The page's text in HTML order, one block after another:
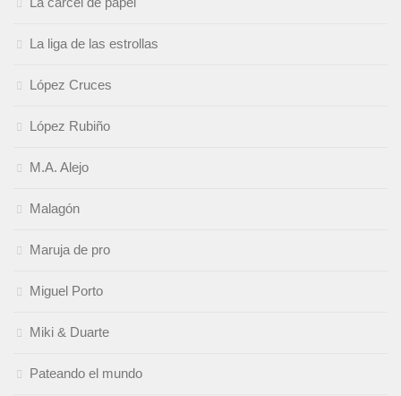
La liga de las estrollas
López Cruces
López Rubiño
M.A. Alejo
Malagón
Maruja de pro
Miguel Porto
Miki & Duarte
Pateando el mundo